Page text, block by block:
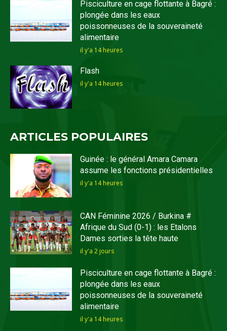
Pisciculture en cage flottante à Bagré :
plongée dans les eaux
poissonneuses de la souveraineté
alimentaire
il y'a 14 heures
Flash
il y'a 14 heures
ARTICLES POPULAIRES
Guinée : le général Amara Camara
assume les fonctions présidentielles
il y'a 14 heures
CAN Féminine 2026 / Burkina #
Afrique du Sud (0-1) : les Etalons
Dames sorties la tête haute
il y'a 2 jours
Pisciculture en cage flottante à Bagré :
plongée dans les eaux
poissonneuses de la souveraineté
alimentaire
il y'a 14 heures